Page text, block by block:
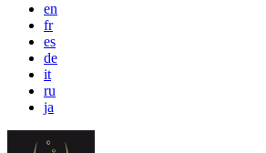
en
fr
es
de
it
ru
ja